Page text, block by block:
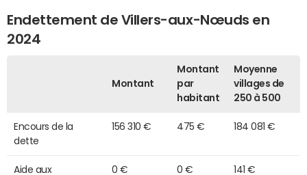
Endettement de Villers-aux-Nœuds en
2024
Montant
Montant
par
habitant
Moyenne
villages de
250 à 500
Encours de la
dette
156 310 € 475 € 184 081 €
Aide aux
0 € 0 € 141 €